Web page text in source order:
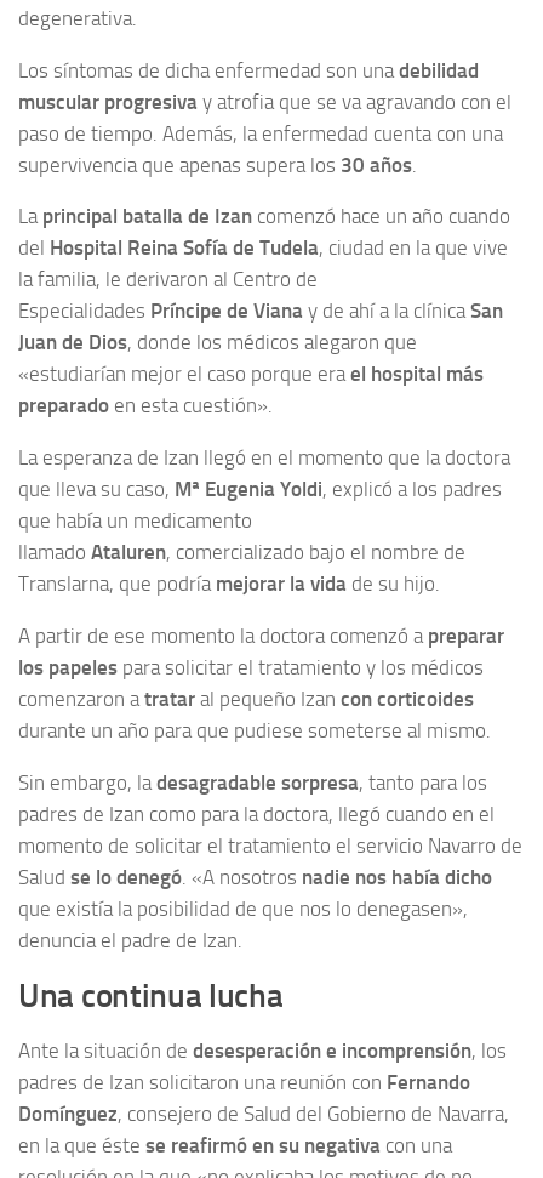
degenerativa.
Los síntomas de dicha enfermedad son una debilidad
muscular progresiva y atrofia que se va agravando con el
paso de tiempo. Además, la enfermedad cuenta con una
supervivencia que apenas supera los 30 años
La principal batalla de Izan comenzó hace un año cuando
del Hospital Reina Sofía de Tudela, ciudad en la que vive
la familia, le derivaron al Centro de
Especialidades Príncipe de Viana y de ahí a la clínicaSan
Juan de Dios, donde los médicos alegaron que
«estudiarían mejor el caso porque erael hospital más
preparado en esta cuestión».
La esperanza de Izan llegó en el momento que la doctora
que lleva su caso, Mª Eugenia Yoldi, explicó a los padres
que había un medicamento
llamado Ataluren, comercializado bajo el nombre de
Translarna, que podría mejorar la vida de su hijo.
A partir de ese momento la doctora comenzó a preparar
los papeles para solicitar el tratamiento y los médicos
comenzaron a tratar al pequeño Izan con corticoides
durante un año para que pudiese someterse al mismo.
Sin embargo, la desagradable sorpresa, tanto para los
padres de Izan como para la doctora, llegó cuando en el
momento de solicitar el tratamiento el servicio Navarro de
Salud se lo denegó . «A nosotros nadie nos había dicho
que existía la posibilidad de que nos lo denegasen»,
denuncia el padre de Izan.
Una continua lucha
Ante la situación de desesperación e incomprensión, los
padres de Izan solicitaron una reunión con Fernando
Domínguez, consejero de Salud del Gobierno de Navarra,
en la que éste se reafirmó en su negativa con una